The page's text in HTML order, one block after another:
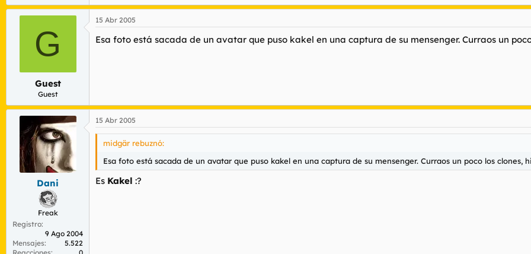
G
Guest
Guest
15 Abr 2005
Esa foto está sacada de un avatar que puso kakel en una captura de su mensenger. Curraos un
Dani
Freak
Registro
9 Ago 2004
Mensajes
5.522
15 Abr 2005
midgär rebuznó:
Esa foto está sacada de un avatar que puso kakel en una captura de su mensenger. Curraos un poco los clones,
Es Kakel :?